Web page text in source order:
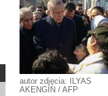
autor zdjęcia: ILYAS
AKENGIN / AFP